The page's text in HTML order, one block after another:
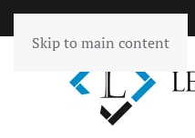
Skip to main content